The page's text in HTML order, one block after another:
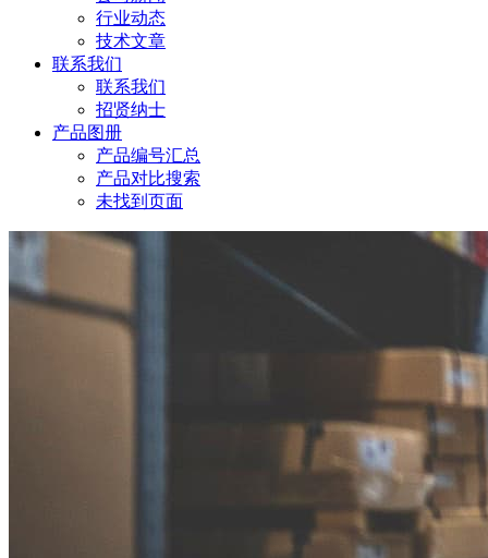
行业动态
技术文章
联系我们
联系我们
招贤纳士
产品图册
产品编号汇总
产品对比搜索
未找到页面